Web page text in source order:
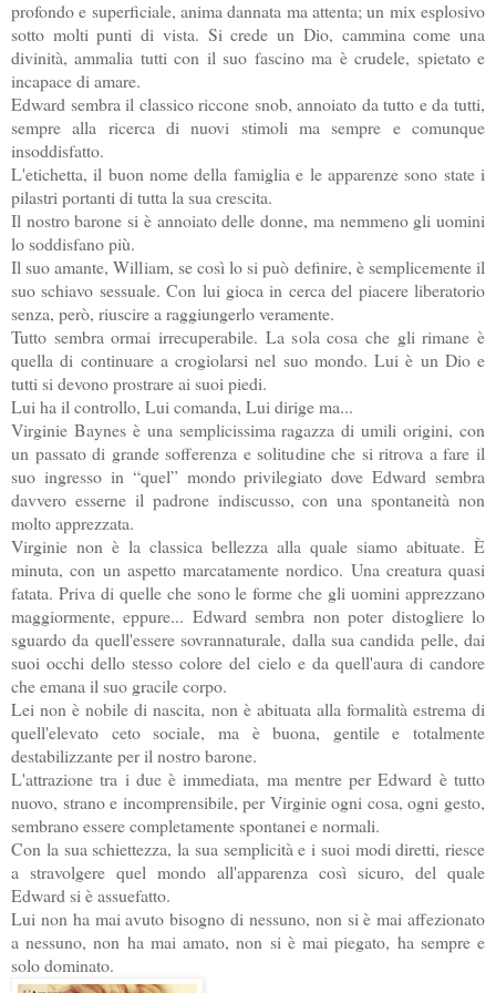
profondo e superficiale, anima dannata ma attenta; un mix esplosivo
sotto molti punti di vista. Si crede un Dio, cammina come una
divinità, ammalia tutti con il suo fascino ma è crudele, spietato e
incapace di amare.
Edward sembra il classico riccone snob, annoiato da tutto e da tutti,
sempre alla ricerca di nuovi stimoli ma sempre e comunque
insoddisfatto.
L'etichetta, il buon nome della famiglia e le apparenze sono state i
pilastri portanti di tutta la sua crescita.
Il nostro barone si è annoiato delle donne, ma nemmeno gli uomini
lo soddisfano più.
Il suo amante, William, se così lo si può definire, è semplicemente il
suo schiavo sessuale. Con lui gioca in cerca del piacere liberatorio
senza, però, riuscire a raggiungerlo veramente.
Tutto sembra ormai irrecuperabile. La sola cosa che gli rimane è
quella di continuare a crogiolarsi nel suo mondo. Lui è un Dio e
tutti si devono prostrare ai suoi piedi.
Lui ha il controllo, Lui comanda, Lui dirige ma...
Virginie Baynes è una semplicissima ragazza di umili origini, con
un passato di grande sofferenza e solitudine che si ritrova a fare il
suo ingresso in “quel” mondo privilegiato dove Edward sembra
davvero esserne il padrone indiscusso, con una spontaneità non
molto apprezzata.
Virginie non è la classica bellezza alla quale siamo abituate. È
minuta, con un aspetto marcatamente nordico. Una creatura quasi
fatata. Priva di quelle che sono le forme che gli uomini apprezzano
maggiormente, eppure... Edward sembra non poter distogliere lo
sguardo da quell'essere sovrannaturale, dalla sua candida pelle, dai
suoi occhi dello stesso colore del cielo e da quell'aura di candore
che emana il suo gracile corpo.
Lei non è nobile di nascita, non è abituata alla formalità estrema di
quell'elevato ceto sociale, ma è buona, gentile e totalmente
destabilizzante per il nostro barone.
L'attrazione tra i due è immediata, ma mentre per Edward è tutto
nuovo, strano e incomprensibile, per Virginie ogni cosa, ogni gesto,
sembrano essere completamente spontanei e normali.
Con la sua schiettezza, la sua semplicità e i suoi modi diretti, riesce
a stravolgere quel mondo all'apparenza così sicuro, del quale
Edward si è assuefatto.
Lui non ha mai avuto bisogno di nessuno, non si è mai affezionato
a nessuno, non ha mai amato, non si è mai piegato, ha sempre e
solo dominato.